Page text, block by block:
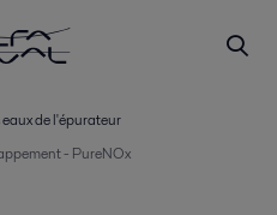
de l'épurateur
- PureNOx